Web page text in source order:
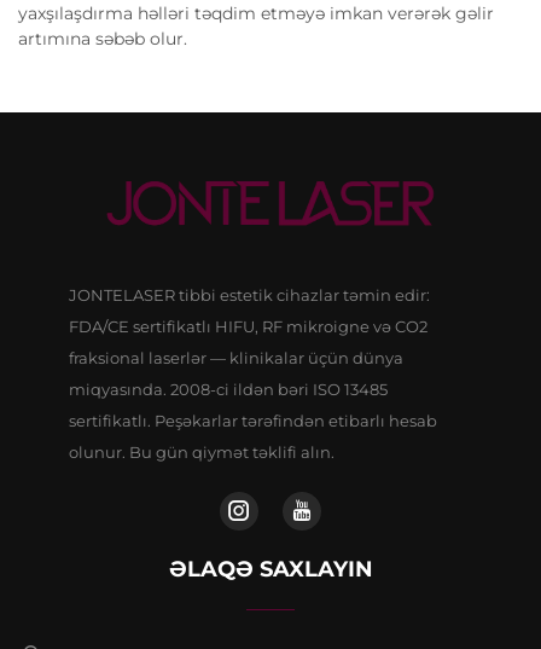
yaxşılaşdırma həlləri təqdim etməyə imkan verərək gəlir
artımına səbəb olur.
JONTELASER tibbi estetik cihazlar təmin edir:
FDA/CE sertifikatlı HIFU, RF mikroigne və CO2
fraksional laserlər — klinikalar üçün dünya
miqyasında. 2008-ci ildən bəri ISO 13485
sertifikatlı. Peşəkarlar tərəfindən etibarlı hesab
olunur. Bu gün qiymət təklifi alın.
ƏLAQƏ SAXLAYIN